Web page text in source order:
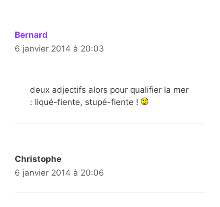
Bernard
6 janvier 2014 à 20:03
deux adjectifs alors pour qualifier la mer
: liqué-fiente, stupé-fiente !
Christophe
6 janvier 2014 à 20:06